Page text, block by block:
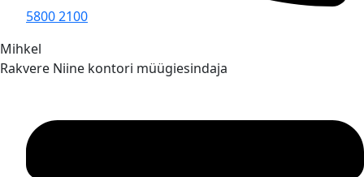
5800 2100
Mihkel
Rakvere Niine kontori müügiesindaja